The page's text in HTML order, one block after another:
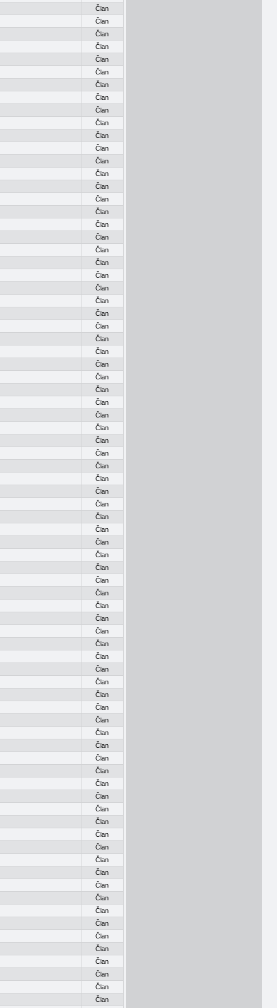
Član
Član
Član
Član
Član
Član
Član
Član
Član
Član
Član
Član
Član
Član
Član
Član
Član
Član
Član
Član
Član
Član
Član
Član
Član
Član
Član
Član
Član
Član
Član
Član
Član
Član
Član
Član
Član
Član
Član
Član
Član
Član
Član
Član
Član
Član
Član
Član
Član
Član
Član
Član
Član
Član
Član
Član
Član
Član
Član
Član
Član
Član
Član
Član
Član
Član
Član
Član
Član
Član
Član
Član
Član
Član
Član
Član
Član
Član
Član